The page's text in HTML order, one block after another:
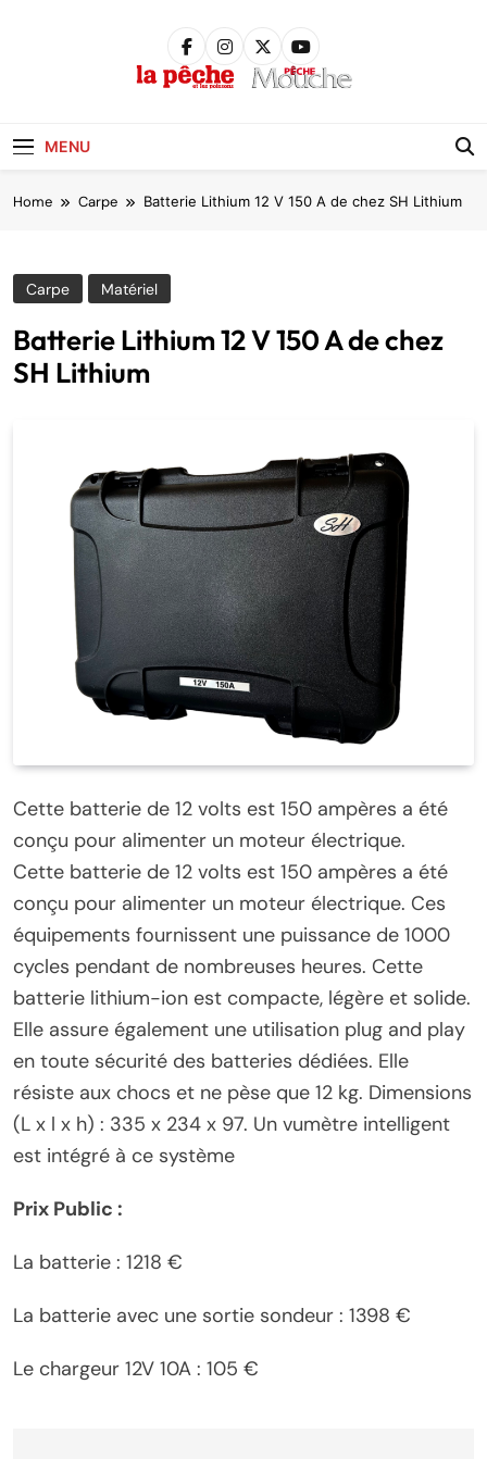
MENU
Home Carpe Batterie Lithium 12 V 150 A de chez SH Lithium
Carpe Matériel
Batterie Lithium 12 V 150 A de chez
SH Lithium
Cette batterie de 12 volts est 150 ampères a été
conçu pour alimenter un moteur électrique.
Cette batterie de 12 volts est 150 ampères a été
conçu pour alimenter un moteur électrique. Ces
équipements fournissent une puissance de 1000
cycles pendant de nombreuses heures. Cette
batterie lithium-ion est compacte, légère et solide.
Elle assure également une utilisation plug and play
en toute sécurité des batteries dédiées. Elle
résiste aux chocs et ne pèse que 12 kg. Dimensions
(L x l x h) : 335 x 234 x 97. Un vumètre intelligent
est intégré à ce système
Prix Public :
La batterie : 1218 €
La batterie avec une sortie sondeur : 1398 €
Le chargeur 12V 10A : 105 €